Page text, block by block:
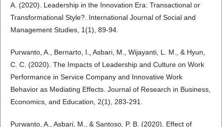
A. (2020). Leadership in the Innovation Era: Transactional or
Transformational Style?. International Journal of Social and
Management Studies, 1(1), 89-94.
Purwanto, A., Bernarto, I., Asbari, M., Wijayanti, L. M., & Hyun,
C. C. (2020). The Impacts of Leadership and Culture on Work
Performance in Service Company and Innovative Work
Behavior as Mediating Effects. Journal of Research in Business,
Economics, and Education, 2(1), 283-291.
Purwanto, A., Asbari, M., & Santoso, P. B. (2020). Effect of